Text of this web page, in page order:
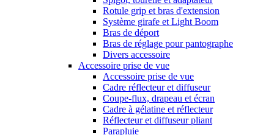
Rotule grip et bras d'extension
Système girafe et Light Boom
Bras de déport
Bras de réglage pour pantographe
Divers accessoire
Accessoire prise de vue
Accessoire prise de vue
Cadre réflecteur et diffuseur
Coupe-flux, drapeau et écran
Cadre à gélatine et réflecteur
Réflecteur et diffuseur pliant
Parapluie